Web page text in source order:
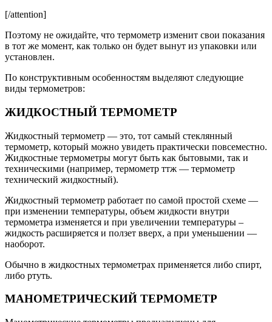
[/attention]
Поэтому не ожидайте, что термометр изменит свои показания
в тот же момент, как только он будет вынут из упаковки или
установлен.
По конструктивным особенностям выделяют следующие
виды термометров:
ЖИДКОСТНЫЙ ТЕРМОМЕТР
Жидкостный термометр — это, тот самый стеклянный
термометр, который можно увидеть практически повсеместно.
Жидкостные термометры могут быть как бытовыми, так и
техническими (например, термометр ттж — термометр
технический жидкостный).
Жидкостный термометр работает по самой простой схеме —
при изменении температуры, объем жидкости внутри
термометра изменяется и при увеличении температуры –
жидкость расширяется и ползет вверх, а при уменьшении —
наоборот.
Обычно в жидкостных термометрах применяется либо спирт,
либо ртуть.
МАНОМЕТРИЧЕСКИЙ ТЕРМОМЕТР